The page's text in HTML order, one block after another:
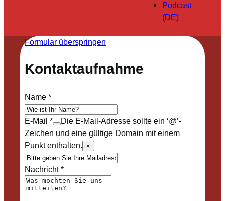
Podcast
(DE)
Formular überspringen
Kontaktaufnahme
Name*
E-Mail *
Die E-Mail-Adresse sollte ein ‘@’-
Zeichen und eine gültige Domain mit einem
Punkt enthalten.
×
Nachricht*